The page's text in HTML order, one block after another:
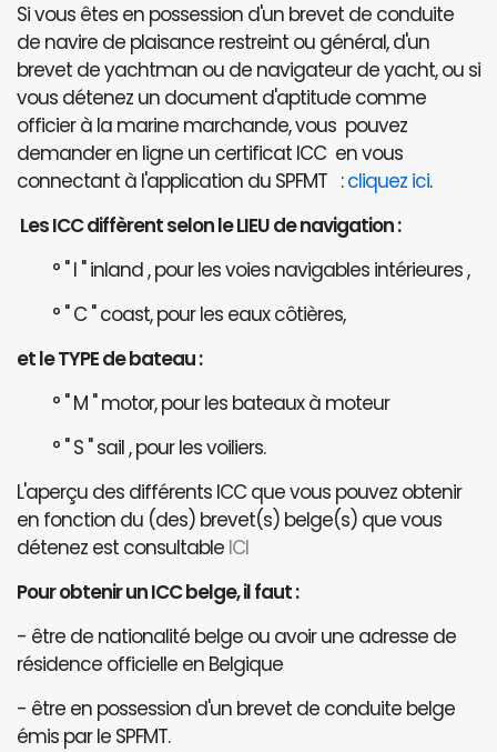
Si vous êtes en possession d'un brevet de conduite
de navire de plaisance restreint ou général, d'un
brevet de yachtman ou de navigateur de yacht, ou si
vous détenez un document d'aptitude comme
officier à la marine marchande, vous pouvez
demander en ligne un certificat ICC en vous
connectant à l'application du SPFMT :cliquez ici.
Les ICC diffèrent selon le LIEU de navigation :
° " I " inland , pour les voies navigables intérieures ,
° " C " coast, pour les eaux côtières,
et le TYPE de bateau :
° " M " motor, pour les bateaux à moteur
° " S " sail , pour les voiliers.
L'aperçu des différents ICC que vous pouvez obtenir
en fonction du (des) brevet(s) belge(s) que vous
détenez est consultable ICI
Pour obtenir un ICC belge, il faut :
- être de nationalité belge ou avoir une adresse de
résidence officielle en Belgique
- être en possession d'un brevet de conduite belge
émis par le SPFMT.